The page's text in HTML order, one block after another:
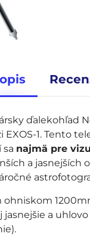
ďalekohľad
1. Tento
najmä pre
a
ohniskom
a